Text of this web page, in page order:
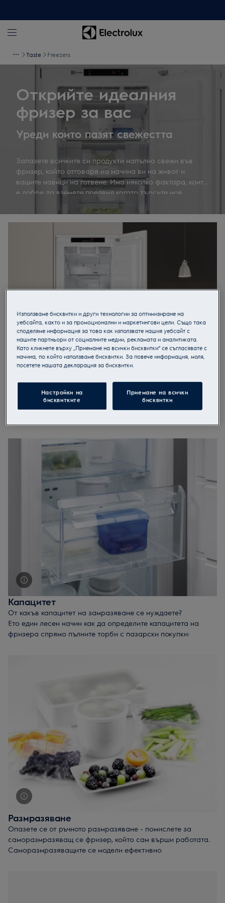
Taste Freezers
Открийте идеалния
фризер за вас
Уреди които пазят свежестта
Запазете всичките си продукти напълно свежи във
фризер, който отговаря на начина ви на живот и
вашите навици на готвене. Има няколко фактора, които
е добре да вземете предвид когато търсите нов
фризер. Наличното пространство, предпочитанията ви
при пазаруване, а също и различните функции за
размразяване, ще окажат влияние върху избора ви на
фризер. Последвайте нашия лесен съветник на
купувача, който ще ви помогне да откриете идеалния
за вас фризер.
Пространство
Нашите фризери варират от високи вертикални фризери
продукти в насипно състояние.
Стандартните вертикални фризери
предлагат максимален капацитет за съхранение.
Вградени фризерис размер на съдомиялна и се побират
добре под кухненски плотове със стандартна височина.
Вертикалните фризери
имат капак вместо с врата и са
перфектни за замразяване на продукти в насипно
Височината, широчината и дълбочината могат да варират.
Разгледайте цялата серия, за да откриете размера, който е
най-подходящ за вашия дом.
Капацитет
От какъв капацитет на замразяване се нуждаете?
Ето един лесен начин как да определите капацитета на
фризера спрямо пълните торби с пазарски покупки:
интериор за лесно съхранение на по-големи артикули.
Размразяване
Опазете се от ръчното размразяване - помислете за
саморазмразяващ се фризер, който сам върши работата.
Саморазмразяващите се модели ефективно
Използваме бисквитки и други технологии за оптимизиране на
уебсайта, както и за промоционални и маркетингови цели. Също така
споделяме информация за това как използвате нашия уебсайт с
нашите партньори от социалните медии, рекламата и аналитиката.
Като кликнете върху „Приемане на всички бисквитки“ се съгласявате с
начина, по който използваме бисквитки. За повече информация, моля,
посетете нашата декларация за бисквитки.
Настройки на
бисквитките
Приемане на всички
бисквитки